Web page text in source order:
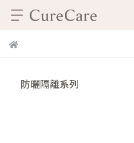
防曬隔離系列